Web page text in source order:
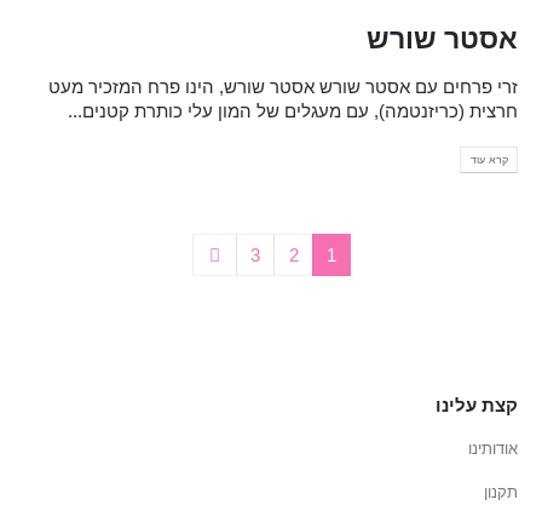
אסטר שורש
זרי פרחים עם אסטר שורש אסטר שורש, הינו פרח המזכיר מעט
חרצית (כריזנטמה), עם מעגלים של המון עלי כותרת קטנים...
קרא עוד
1
2
3
קצת עלינו
אודותינו
תקנון